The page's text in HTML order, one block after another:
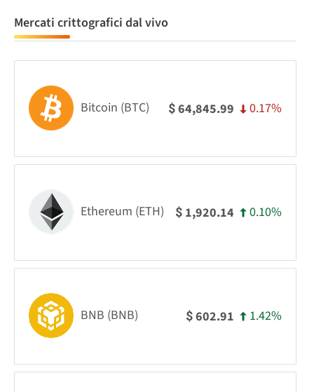
Mercati crittografici dal vivo
Bitcoin (BTC) $64,845.99 0.17%
Ethereum (ETH) $ 1,920.14 0.10%
BNB (BNB) $602.91 1.42%